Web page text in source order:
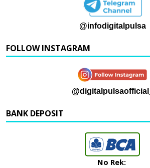
@infodigitalpulsa
FOLLOW INSTAGRAM
@digitalpulsaofficial_
BANK DEPOSIT
No Rek: